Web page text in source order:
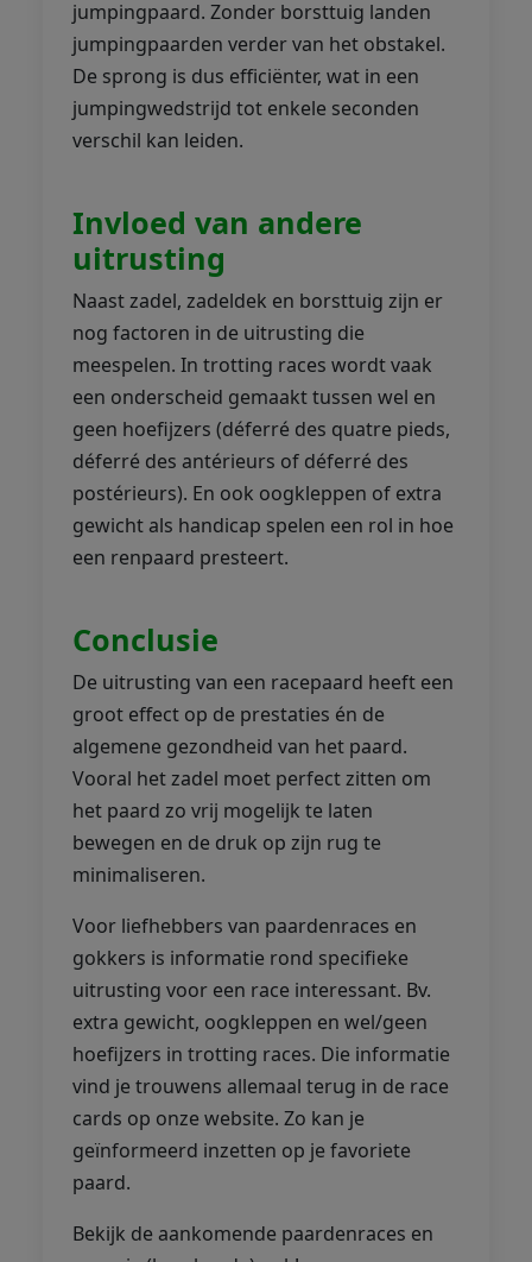
jumpingpaard. Zonder borsttuig landen
jumpingpaarden verder van het obstakel.
De sprong is dus efficiënter, wat in een
jumpingwedstrijd tot enkele seconden
verschil kan leiden.
Invloed van andere
uitrusting
Naast zadel, zadeldek en borsttuig zijn er
nog factoren in de uitrusting die
meespelen. In trotting races wordt vaak
een onderscheid gemaakt tussen wel en
geen hoefijzers (déferré des quatre pieds,
déferré des antérieurs of déferré des
postérieurs). En ook oogkleppen of extra
gewicht als handicap spelen een rol in hoe
een renpaard presteert.
Conclusie
De uitrusting van een racepaard heeft een
groot effect op de prestaties én de
algemene gezondheid van het paard.
Vooral het zadel moet perfect zitten om
het paard zo vrij mogelijk te laten
bewegen en de druk op zijn rug te
minimaliseren.
Voor liefhebbers van paardenraces en
gokkers is informatie rond specifieke
uitrusting voor een race interessant. Bv.
extra gewicht, oogkleppen en wel/geen
hoefijzers in trotting races. Die informatie
vind je trouwens allemaal terug in de race
cards op onze website. Zo kan je
geïnformeerd inzetten op je favoriete
paard.
Bekijk de aankomende paardenraces en